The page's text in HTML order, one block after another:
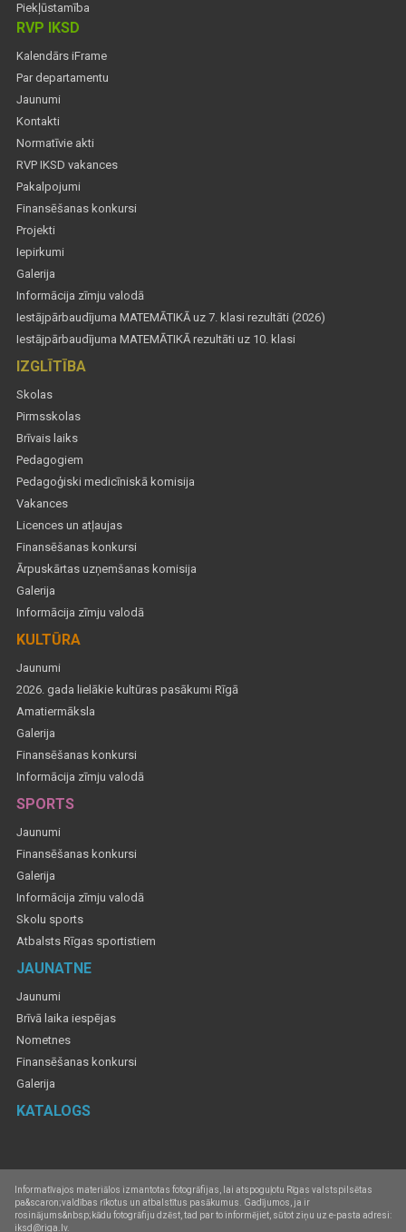
Piekļūstamība
RVP IKSD
Kalendārs iFrame
Par departamentu
Jaunumi
Kontakti
Normatīvie akti
RVP IKSD vakances
Pakalpojumi
Finansēšanas konkursi
Projekti
Iepirkumi
Galerija
Informācija zīmju valodā
Iestājpārbaudījuma MATEMĀTIKĀ uz 7. klasi rezultāti (2026)
Iestājpārbaudījuma MATEMĀTIKĀ rezultāti uz 10. klasi
IZGLĪTĪBA
Skolas
Pirmsskolas
Brīvais laiks
Pedagogiem
Pedagoģiski medicīniskā komisija
Vakances
Licences un atļaujas
Finansēšanas konkursi
Ārpuskārtas uzņemšanas komisija
Galerija
Informācija zīmju valodā
KULTŪRA
Jaunumi
2026. gada lielākie kultūras pasākumi Rīgā
Amatiermāksla
Galerija
Finansēšanas konkursi
Informācija zīmju valodā
SPORTS
Jaunumi
Finansēšanas konkursi
Galerija
Informācija zīmju valodā
Skolu sports
Atbalsts Rīgas sportistiem
JAUNATNE
Jaunumi
Brīvā laika iespējas
Nometnes
Finansēšanas konkursi
Galerija
KATALOGS
Informatīvajos materiālos izmantotas fotogrāfijas, lai atspoguļotu Rīgas valstspilsētas
pa&scaron;valdības rīkotus un atbalstītus pasākumus. Gadījumos, ja ir
rosinājums&nbsp;kādu fotogrāfiju dzēst, tad par to informējiet, sūtot ziņu uz e-pasta adresi:
iksd@riga.lv.